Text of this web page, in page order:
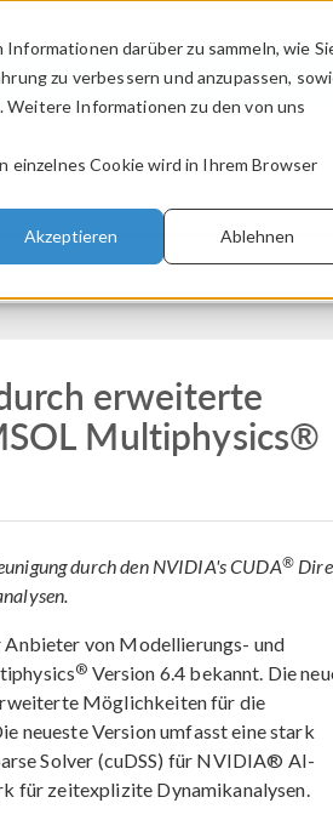
darüber zu sammeln, wie
zu verbessern und anzupassen,
Informationen zu den von uns
einzelnes Cookie wird in Ihrem Browser
Akzeptieren Ablehnen
BRANCHEN VIDEOS
erweiterte
Multiphysics®
durch den NVIDIA's CUDA®
von Modellierungs- und
® Version 6.4 bekannt. Die
Möglichkeiten für die
neueste Version umfasst eine stark
Solver (cuDSS) für NVIDIA® AI-
für zeitexplizite Dynamikanalysen.